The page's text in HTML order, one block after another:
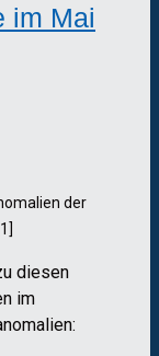
im Mai
der
diesen
im